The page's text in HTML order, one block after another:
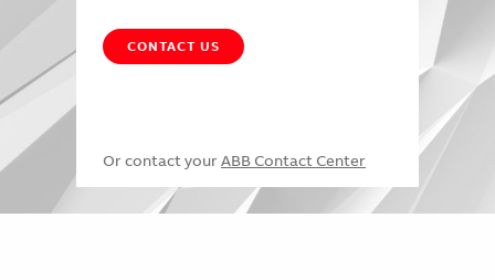
CONTACT US
Or contact your ABB Contact Center